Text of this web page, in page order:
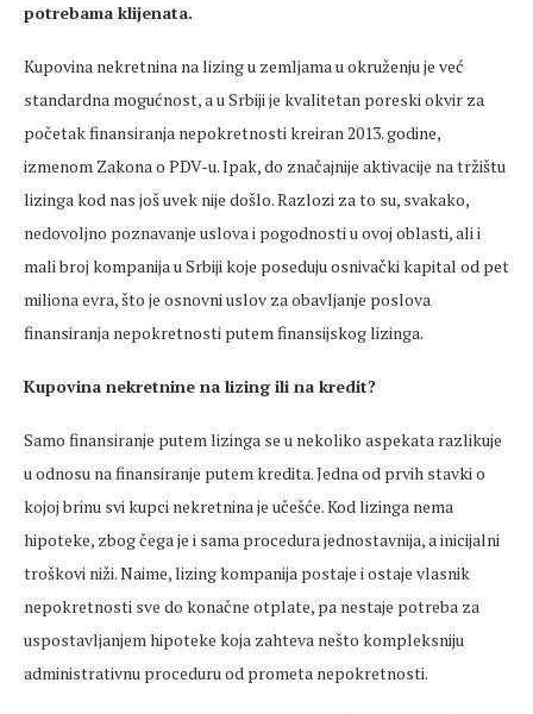
potrebama klijenata.
Kupovina nekretnina na lizing u zemljama u okruženju je već
standardna mogućnost, a u Srbiji je kvalitetan poreski okvir za
početak finansiranja nepokretnosti kreiran 2013. godine,
izmenom Zakona o PDV-u. Ipak, do značajnije aktivacije na tržištu
lizinga kod nas još uvek nije došlo. Razlozi za to su, svakako,
nedovoljno poznavanje uslova i pogodnosti u ovoj oblasti, ali i
mali broj kompanija u Srbiji koje poseduju osnivački kapital od pet
miliona evra, što je osnovni uslov za obavljanje poslova
finansiranja nepokretnosti putem finansijskog lizinga.
Kupovina nekretnine na lizing ili na kredit?
Samo finansiranje putem lizinga se u nekoliko aspekata razlikuje
u odnosu na finansiranje putem kredita. Jedna od prvih stavki o
kojoj brinu svi kupci nekretnina je učešće. Kod lizinga nema
hipoteke, zbog čega je i sama procedura jednostavnija, a inicijalni
troškovi niži. Naime, lizing kompanija postaje i ostaje vlasnik
nepokretnosti sve do konačne otplate, pa nestaje potreba za
uspostavljanjem hipoteke koja zahteva nešto kompleksniju
administrativnu proceduru od prometa nepokretnosti.